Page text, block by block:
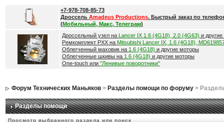
+7-978-708-85-73
Дроссель Amadeus Productions. Быстрый заказ по
(Мобильный, Макс, Телеграм)
Дроссельный узел на Lancer IX 1.6 (4G18), 2.0 (4G63) и
Ремкомплект РХХ на Mitsubishi Lancer IX, 1.6 (4G18),
Облегченный маховик на 1.6 (4G18) и другие моторы
Облегченные шкивы на 1.6 (4G18) и другие моторы
One-touch или "Ленивые поворотники"
Форум Технических Маньяков> Разделы помощи по форуму>
Разделы помощи
Просмотр выбранного раздела или поиск